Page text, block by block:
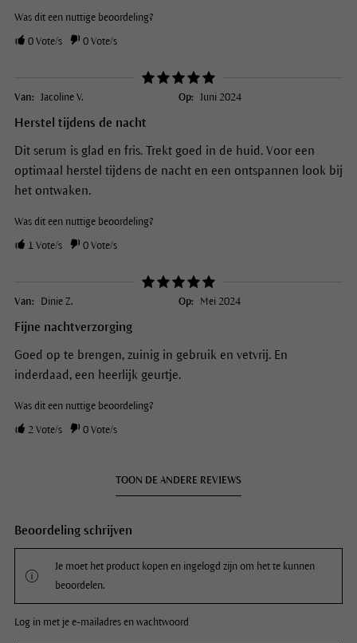
Was dit een nuttige beoordeling?
0Vote/s 0Vote/s
Van: Jacoline V. Op: Juni 2024
Herstel tijdens de nacht
Dit serum is glad en fris. Trekt goed in de huid. Voor een
optimaal herstel tijdens de nacht en een ontspannen look bij
het ontwaken.
Was dit een nuttige beoordeling?
1Vote/s 0Vote/s
Van: Dinie Z. Op: Mei 2024
Fijne nachtverzorging
Goed op te brengen, zuinig in gebruik en vetvrij. En
inderdaad, een heerlijk geurtje.
Was dit een nuttige beoordeling?
2Vote/s 0Vote/s
TOON DE ANDERE REVIEWS
Beoordeling schrijven
Je moet het product kopen en ingelogd zijn om het te kunnen
beoordelen.
Log in met je e-mailadres en wachtwoord